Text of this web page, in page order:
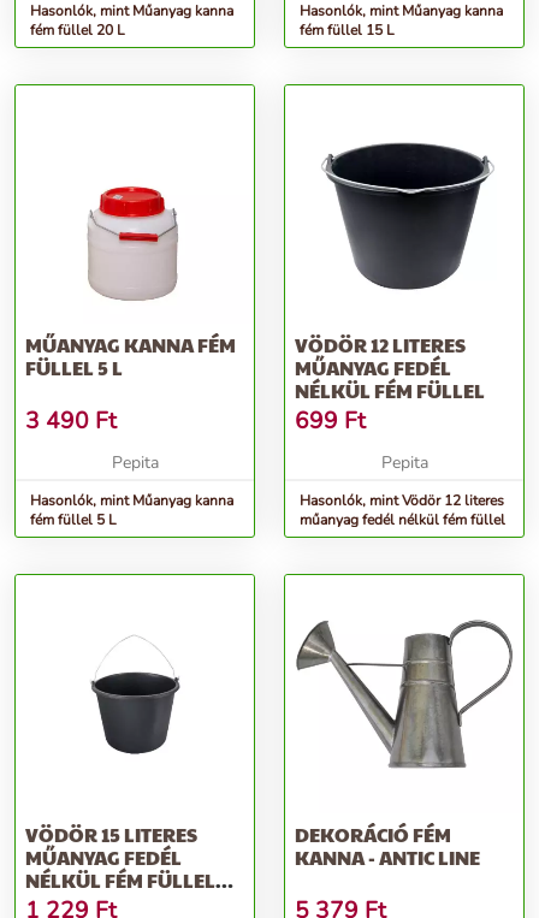
Hasonlók, mint Műanyag kanna
fém füllel 20 L
Hasonlók, mint Műanyag kanna
fém füllel 15 L
MŰANYAG KANNA FÉM
FÜLLEL 5 L
3 490 Ft
Pepita
Hasonlók, mint Műanyag kanna
fém füllel 5 L
VÖDÖR 12 LITERES
MŰANYAG FEDÉL
NÉLKÜL FÉM FÜLLEL
699 Ft
Pepita
Hasonlók, mint Vödör 12 literes
műanyag fedél nélkül fém füllel
VÖDÖR 15 LITERES
MŰANYAG FEDÉL
NÉLKÜL FÉM FÜLLEL
SAVÁLLÓ
1 229 Ft
DEKORÁCIÓ FÉM
KANNA - ANTIC LINE
5 379 Ft